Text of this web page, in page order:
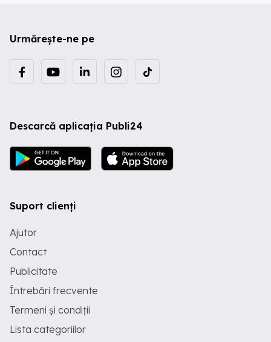
Urmărește-ne pe
Descarcă aplicația Publi24
Suport clienți
Ajutor
Contact
Publicitate
Întrebări frecvente
Termeni și condiții
Lista categoriilor